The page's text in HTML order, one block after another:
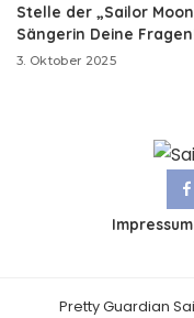
Stelle der „Sailor
Sängerin Deine
3. Oktober 2025
Impressum
Pretty Guardian